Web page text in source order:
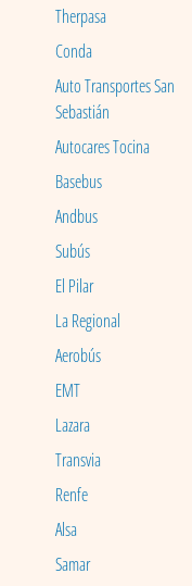
Therpasa
Conda
Auto Transportes San
Sebastián
Autocares Tocina
Basebus
Andbus
Subús
El Pilar
La Regional
Aerobús
EMT
Lazara
Transvia
Renfe
Alsa
Samar